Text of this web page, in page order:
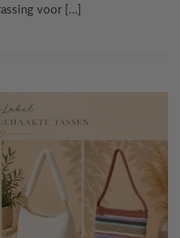
voor […]